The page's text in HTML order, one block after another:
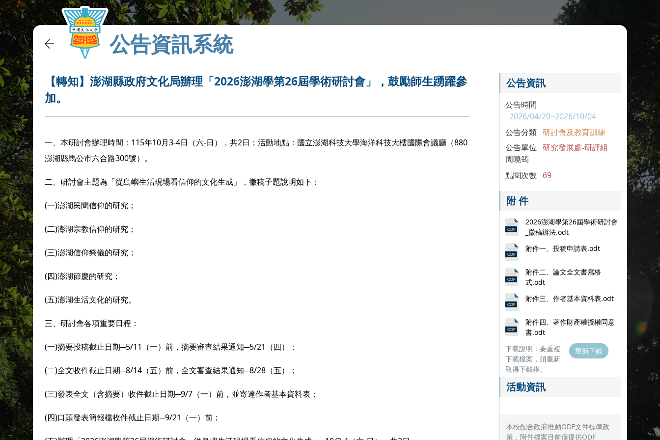
公告資訊系統
【轉知】澎湖縣政府文化局辦理「2026澎湖學第26屆學術研討會」，鼓勵師生踴躍參
加。
一、本研討會辦理時間：115年10月3-4日（六-日），共2日；活動地點：國立澎湖科技大學海洋科技大樓國際會議廳（880
澎湖縣馬公市六合路300號）。
二、研討會主題為「從島嶼生活現場看信仰的文化生成」，徵稿子題說明如下：
(一)澎湖民間信仰的研究；
(二)澎湖宗教信仰的研究；
(三)澎湖信仰祭儀的研究；
(四)澎湖節慶的研究；
(五)澎湖生活文化的研究。
三、研討會各項重要日程：
(一)摘要投稿截止日期─5/11（一）前，摘要審查結果通知─5/21（四）；
(二)全文收件截止日期─8/14（五）前，全文審查結果通知─8/28（五）；
(三)發表全文（含摘要）收件截止日期─9/7（一）前，並寄達作者基本資料表；
(四)口頭發表簡報檔收件截止日期─9/21（一）前；
公告資訊
公告時間
2026/04/20~2026/10/04
公告分類 研討會及教育訓練
公告單位
研究發展處-研評組
周曉筠
點閱次數 69
附 件
2026澎湖學第26屆學術研討會
_徵稿辦法.odt
附件一、投稿申請表.odt
附件二、論文全文書寫格
式.odt
附件三、作者基本資料表.odt
附件四、著作財產權授權同意
書.odt
下載說明：要重複
下載檔案，須重新
取得下載權。
重新下載
活動資訊
本校配合政府推動ODF文件標準政
策，附件檔案目前僅提供ODF